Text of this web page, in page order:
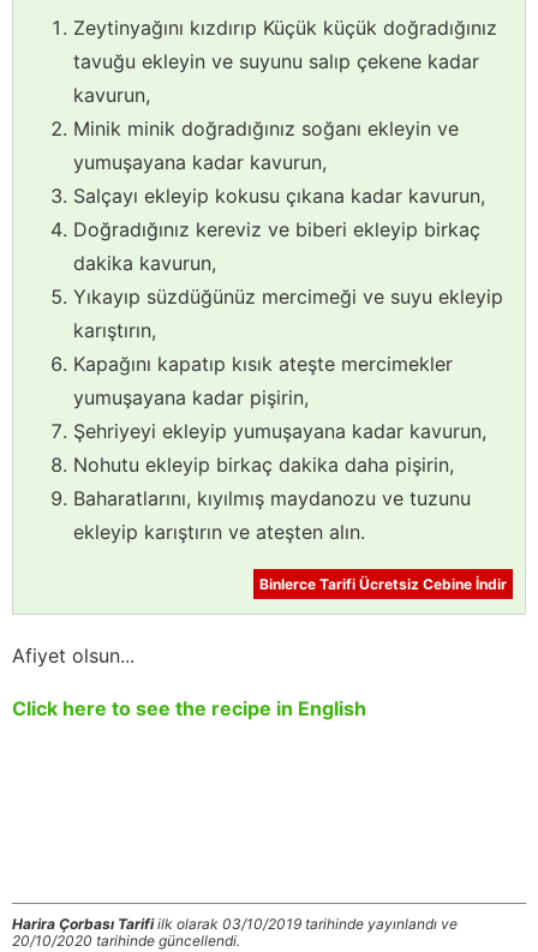
Zeytinyağını kızdırıp Küçük küçük doğradığınız
tavuğu ekleyin ve suyunu salıp çekene kadar
kavurun,
Minik minik doğradığınız soğanı ekleyin ve
yumuşayana kadar kavurun,
Salçayı ekleyip kokusu çıkana kadar kavurun,
Doğradığınız kereviz ve biberi ekleyip birkaç
dakika kavurun,
Yıkayıp süzdüğünüz mercimeği ve suyu ekleyip
karıştırın,
Kapağını kapatıp kısık ateşte mercimekler
yumuşayana kadar pişirin,
Şehriyeyi ekleyip yumuşayana kadar kavurun,
Nohutu ekleyip birkaç dakika daha pişirin,
Baharatlarını, kıyılmış maydanozu ve tuzunu
ekleyip karıştırın ve ateşten alın.
Binlerce Tarifi Ücretsiz Cebine İndir
Afiyet olsun...
Click here to see the recipe in English
Harira Çorbası Tarifiilk olarak 03/10/2019 tarihinde yayınlandı ve
20/10/2020 tarihinde güncellendi.